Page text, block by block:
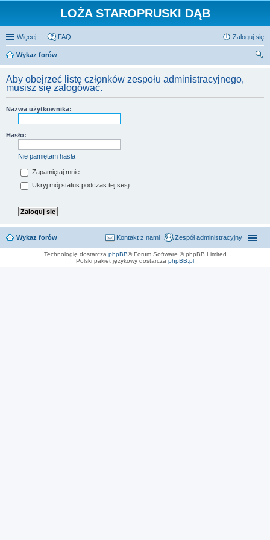
LOŻA STAROPRUSKI DĄB
Więcej… FAQ Zaloguj się
Wykaz forów
Aby obejrzeć listę członków zespołu administracyjnego,
musisz się zalogować.
Nazwa użytkownika:
Hasło:
Nie pamiętam hasła
Zapamiętaj mnie
Ukryj mój status podczas tej sesji
Wykaz forów Zespół administracyjny
Kontakt z nami
Technologię dostarcza phpBB® Forum Software © phpBB Limited
Polski pakiet językowy dostarcza phpBB.pl